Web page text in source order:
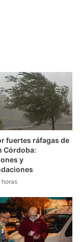
fuertes ráfagas de
Córdoba:
y
horas